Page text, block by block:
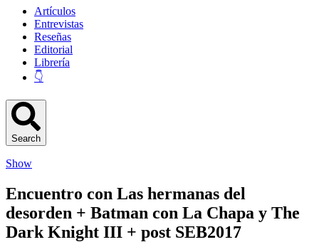
Artículos
Entrevistas
Reseñas
Editorial
Librería
👇
Search
Show
Encuentro con Las hermanas del
desorden + Batman con La Chapa y The
Dark Knight III + post SEB2017